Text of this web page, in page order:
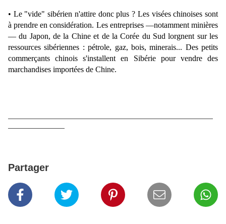
• Le "vide" sibérien n'attire donc plus ? Les visées chinoises sont
à prendre en considération. Les entreprises —notamment minières
— du Japon, de la Chine et de la Corée du Sud lorgnent sur les
ressources sibériennes : pétrole, gaz, bois, minerais... Des petits
commerçants chinois s'installent en Sibérie pour vendre des
marchandises importées de Chine.
—————————————————————————————
————————
Partager